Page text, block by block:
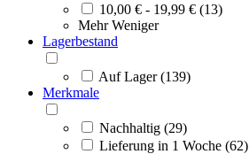
10,00 € - 19,99 € (13)
Mehr Weniger
Lagerbestand
Auf Lager (139)
Merkmale
Nachhaltig (29)
Lieferung in 1 Woche (62)